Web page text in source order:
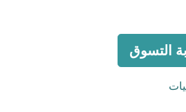
التسوق